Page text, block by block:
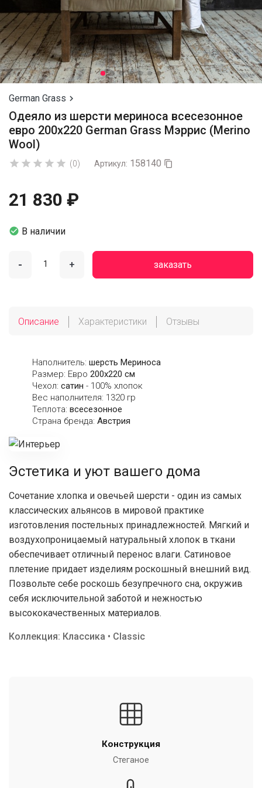
German Grass 
Одеяло из шерсти мериноса всесезонное
евро 200х220 German Grass Мэррис (Merino
Wool)
     (0) Артикул: 158140 
21 830 ₽
 В наличии
- + заказать
Описание Характеристики Отзывы
Наполнитель: шерсть Мериноса
Размер: Евро 200х220 см
Чехол: сатин - 100% хлопок
Вес наполнителя: 1320 гр
Теплота: всесезонное
Страна бренда: Австрия
Эстетика и уют вашего дома
Сочетание хлопка и овечьей шерсти - один из самых
классических альянсов в мировой практике
изготовления постельных принадлежностей. Мягкий и
воздухопроницаемый натуральный хлопок в ткани
обеспечивает отличный перенос влаги. Сатиновое
плетение придает изделиям роскошный внешний вид.
Позвольте себе роскошь безупречного сна, окружив
себя исключительной заботой и нежностью
высококачественных материалов.
Коллекция: Классика • Classic
Конструкция
Стеганое